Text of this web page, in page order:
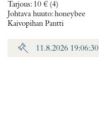
Tarjous: 10 € (4)
Johtava huuto:honeybee
Kaivopihan Pantti
11.8.2026 19:06:30